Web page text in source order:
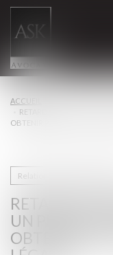
ACCUEIL
RETARD DE PAIEMENT DU
OBTENIR PLUS QUE LES
RETARD DE
UN
OBTENIR
Relation individuelles au